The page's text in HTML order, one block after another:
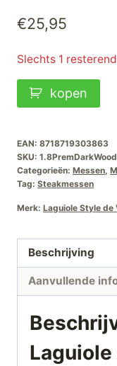
€25,95
Slechts 1
Laguiole
Style-
Vie
Premium-
Line
Steakmessen
Wood
6-
stuks
aantal
kopen
EAN: 8718719303863
SKU: 1.8PremDarkWood
Categorieën: Messen,
Tag: Steakmessen
Merk: Laguiole Style de
Beschrijving
Aanvullende